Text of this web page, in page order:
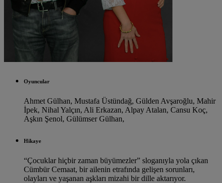
Oyuncular
Ahmet Gülhan, Mustafa Üstündağ, Gülden Avşaroğlu, Mahir
İpek, Nihal Yalçın, Ali Erkazan, Alpay Atalan, Cansu Koç,
Aşkın Şenol, Gülümser Gülhan,
Hikaye
“Çocuklar hiçbir zaman büyümezler” sloganıyla yola çıkan
Cümbür Cemaat, bir ailenin etrafında gelişen sorunları,
olayları ve yaşanan aşkları mizahi bir dille aktarıyor.